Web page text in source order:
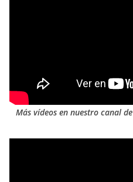
Más vídeos en nuestro canal de